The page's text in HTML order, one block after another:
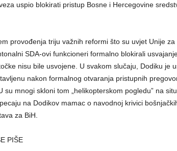
uspio blokirati pristup Bosne i Hercegovine
provođenja triju važnih reformi što su uvjet Unije za
SDA-ovi funkcioneri formalno blokirali
nisu bile usvojene. U svakom slučaju, Dodiku je
nakon formalnog otvaranja pristupnih
su mnogi skloni tom „helikopterskom pogledu” na
na Dodikov mamac o navodnoj krivici
za BiH.
PIŠE